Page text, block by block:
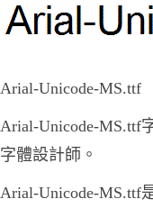
Arial-Unicode-MS.ttf
Arial-Unicode-MS.ttf
字體設計師。
Arial-Unicode-MS.ttf